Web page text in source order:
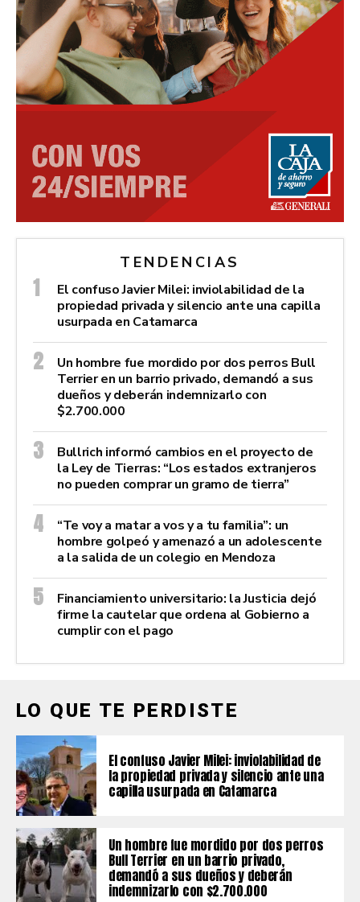
TENDENCIAS
El confuso Javier Milei: inviolabilidad de la
propiedad privada y silencio ante una capilla
usurpada en Catamarca
Un hombre fue mordido por dos perros Bull
Terrier en un barrio privado, demandó a sus
dueños y deberán indemnizarlo con
$2.700.000
Bullrich informó cambios en el proyecto de
la Ley de Tierras: “Los estados extranjeros
no pueden comprar un gramo de tierra”
“Te voy a matar a vos y a tu familia”: un
hombre golpeó y amenazó a un adolescente
a la salida de un colegio en Mendoza
Financiamiento universitario: la Justicia dejó
firme la cautelar que ordena al Gobierno a
cumplir con el pago
LO QUE TE PERDISTE
El confuso Javier Milei: inviolabilidad de
la propiedad privada y silencio ante una
capilla usurpada en Catamarca
Un hombre fue mordido por dos perros
Bull Terrier en un barrio privado,
demandó a sus dueños y deberán
indemnizarlo con $2.700.000